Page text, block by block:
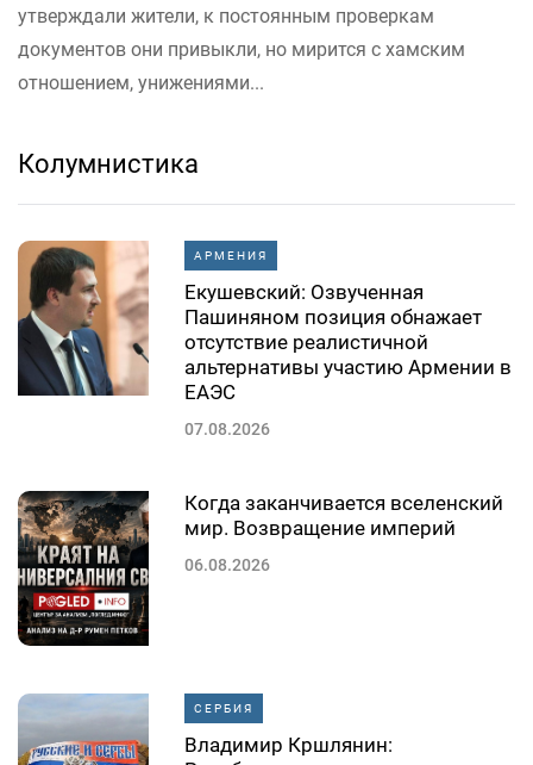
утверждали жители, к постоянным проверкам
документов они привыкли, но мирится с хамским
отношением, унижениями...
Колумнистика
АРМЕНИЯ
Екушевский: Озвученная
Пашиняном позиция обнажает
отсутствие реалистичной
альтернативы участию Армении в
ЕАЭС
07.08.2026
Когда заканчивается вселенский
мир. Возвращение империй
06.08.2026
СЕРБИЯ
Владимир Кршлянин: